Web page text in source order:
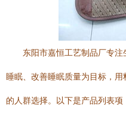
东阳市嘉恒工艺制品厂专
睡眠、改善睡眠质量为目标，
的人群选择。以下是产品列表项